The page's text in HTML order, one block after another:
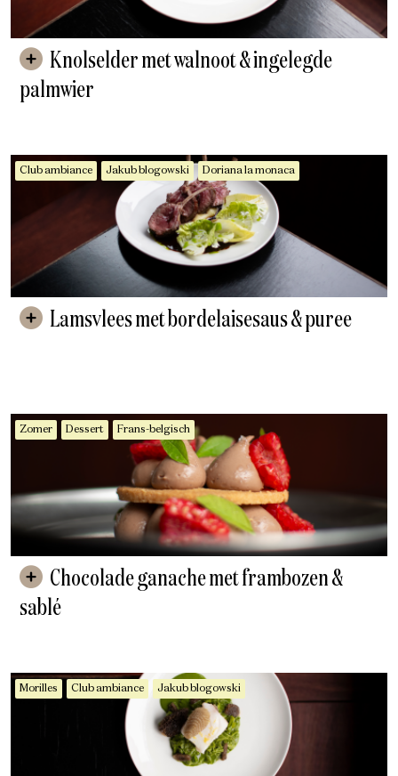
palmwier
Club ambiance Jakub blogowski Doriana la monaca
Lamsvlees met bordelaisesaus & puree
Zomer Dessert Frans-belgisch
sablé
Morilles Club ambiance Jakub blogowski